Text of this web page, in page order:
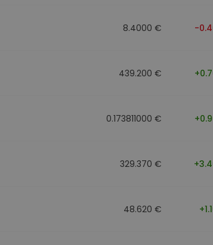
8.4000 € -
439.200 €
0.173811000 €
329.370 €
48.620 €